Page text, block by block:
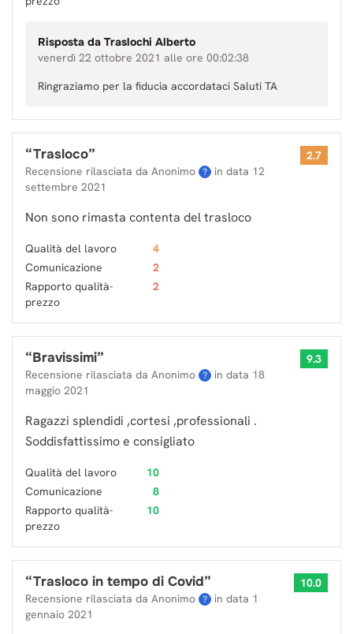
Risposta da Traslochi Alberto
venerdì 22 ottobre 2021 alle ore 00:02:38
Ringraziamo per la fiducia accordataci Saluti TA
“Trasloco”
Recensione rilasciata da Anonimo ? in data 12
settembre 2021
2.7
Non sono rimasta contenta del trasloco
Qualità del lavoro
4
Comunicazione
2
Rapporto qualità-
prezzo
2
“Bravissimi”
Recensione rilasciata da Anonimo ? in data 18
maggio 2021
9.3
Ragazzi splendidi ,cortesi ,professionali .
Soddisfattissimo e consigliato
Qualità del lavoro
10
Comunicazione
8
Rapporto qualità-
prezzo
10
“Trasloco in tempo di Covid”
Recensione rilasciata da Anonimo ? in data 1
gennaio 2021
10.0